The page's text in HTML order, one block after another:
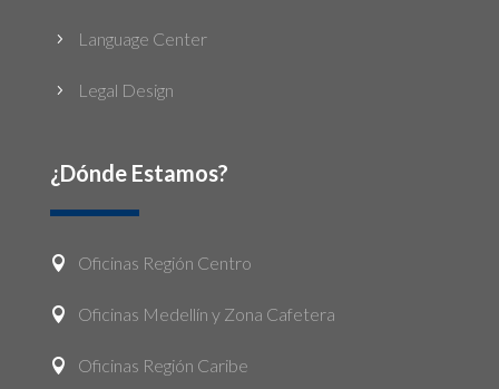
5 Language Center
5 Legal Design
¿Dónde Estamos?
 Oficinas Región Centro
 Oficinas Medellín y Zona Cafetera
 Oficinas Región Caribe